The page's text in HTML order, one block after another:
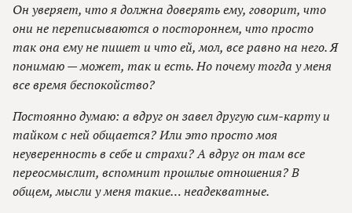
Он уверяет, что я должна доверять ему, говорит, что
они не переписываются о постороннем, что просто
так она ему не пишет и что ей, мол, все равно на него. Я
понимаю — может, так и есть. Но почему тогда у меня
все время беспокойство?
Постоянно думаю: а вдруг он завел другую сим-карту и
тайком с ней общается? Или это просто моя
неуверенность в себе и страхи? А вдруг он там все
переосмыслит, вспомнит прошлые отношения? В
общем, мысли у меня такие… неадекватные.